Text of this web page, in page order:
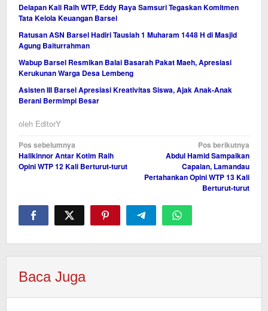
Delapan Kali Raih WTP, Eddy Raya Samsuri Tegaskan Komitmen
Tata Kelola Keuangan Barsel
Ratusan ASN Barsel Hadiri Tausiah 1 Muharam 1448 H di Masjid
Agung Baiturrahman
Wabup Barsel Resmikan Balai Basarah Pakat Maeh, Apresiasi
Kerukunan Warga Desa Lembeng
Asisten III Barsel Apresiasi Kreativitas Siswa, Ajak Anak-Anak
Berani Bermimpi Besar
oleh EditorY
Navigasi
pos
Pos sebelumnya
Halikinnor Antar Kotim Raih
Opini WTP 12 Kali Berturut-turut
Pos berikutnya
Abdul Hamid Sampaikan
Capaian, Lamandau
Pertahankan Opini WTP 13 Kali
Berturut-turut
Baca Juga